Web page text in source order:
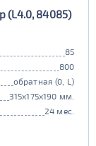
(L4.0, 84085)
85
800
обратная (0, L)
315x175x190 мм.
24 мес.